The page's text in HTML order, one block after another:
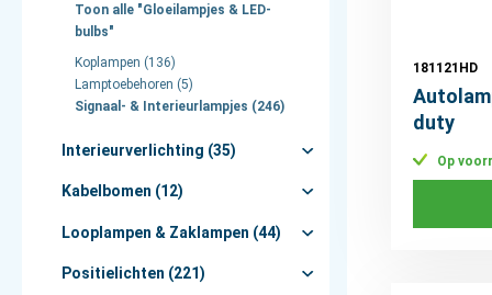
Toon alle "Gloeilampjes & LED-
bulbs"
Koplampen (136)
Lamptoebehoren (5)
Signaal- & Interieurlampjes (246)
Interieurverlichting (35)
Kabelbomen (12)
Looplampen & Zaklampen (44)
Positielichten (221)
181121HD
duty
Op